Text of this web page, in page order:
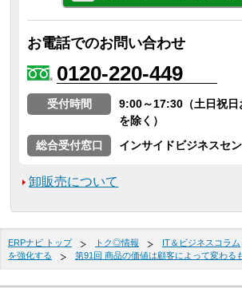
お電話でのお問い合わせ
0120-220-449
受付時間
9:00～17:30（土日祝日
を除く）
総合受付窓口
インサイドビジネスセ
卸販売について
ERPナビ トップ トク◎情報 IT＆ビジネスコラム
を強化する
第91回 商品の価値は顧客によって変わる